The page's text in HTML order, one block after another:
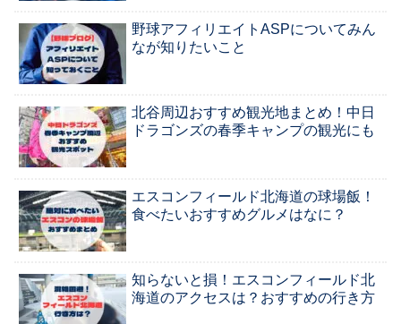
野球アフィリエイトASPについてみん
なが知りたいこと
北谷周辺おすすめ観光地まとめ！中日
ドラゴンズの春季キャンプの観光にも
エスコンフィールド北海道の球場飯！
食べたいおすすめグルメはなに？
知らないと損！エスコンフィールド北
海道のアクセスは？おすすめの行き方